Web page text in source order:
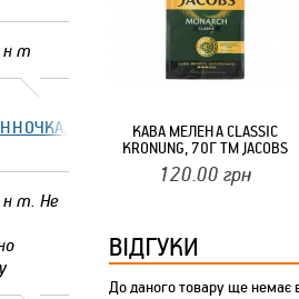
н т
ЩО ЗАКРУЧУЄТЬСЯ КОТИКИ
н т. Не
КАВА МЕЛЕНА CLASSIC
KRONUNG, 70Г ТМ JACOBS
120.00 грн
ВІДГУКИ
До даного товару ще немає